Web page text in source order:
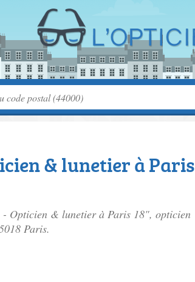
& lunetier à Paris
- Opticien & lunetier à Paris 18", opticien
Paris.